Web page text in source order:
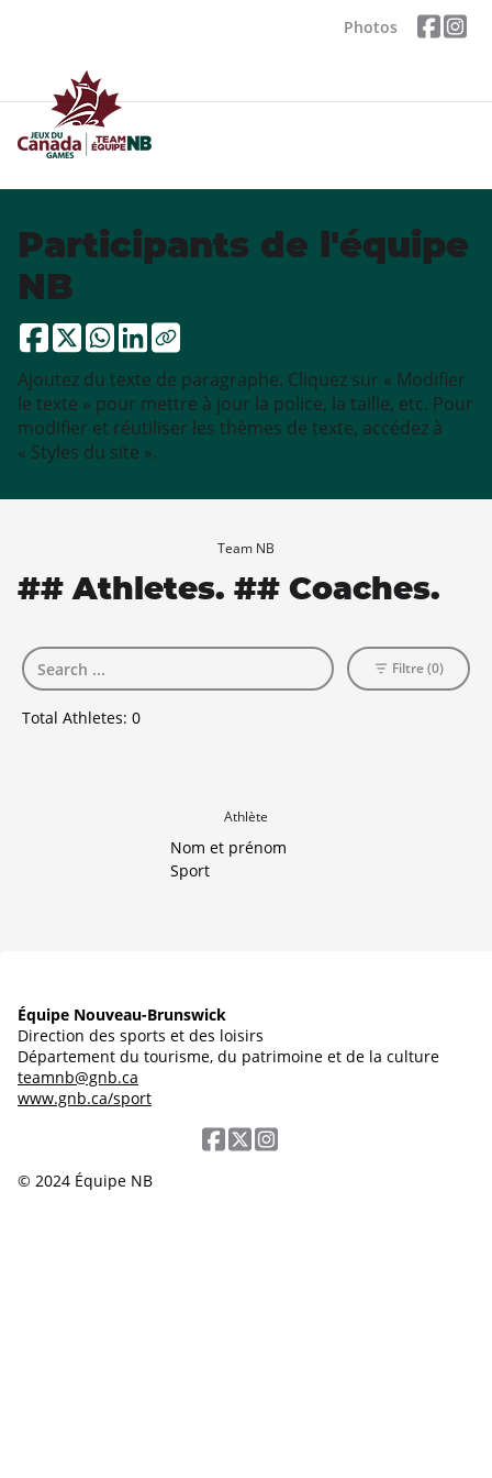
Photos
Participants de l'équipe
NB
Ajoutez du texte de paragraphe. Cliquez sur « Modifier
le texte » pour mettre à jour la police, la taille, etc. Pour
modifier et réutiliser les thèmes de texte, accédez à
« Styles du site ».
Team NB
## Athletes. ## Coaches.
Total Athletes: 0
Filtre (0)
Athlète
Nom et prénom
Sport
Équipe Nouveau-Brunswick
Direction des sports et des loisirs
Département du tourisme, du patrimoine et de la culture
teamnb@gnb.ca
www.gnb.ca/sport
© 2024 Équipe NB